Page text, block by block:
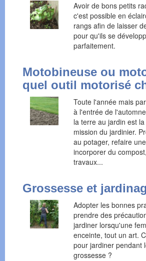
Avoir de bons petits
c'est possible en
rangs afin de laisser
pour qu'ils se
parfaitement.
Motobineuse ou
quel outil motorisé
Toute l'année mais
à l'entrée de
la terre au jardin est
mission du jardinier.
au potager, refaire
incorporer du
travaux...
Grossesse et
Adopter les bonnes
prendre des
jardiner lorsqu'une
enceinte, tout un art.
pour jardiner pendant
grossesse ?